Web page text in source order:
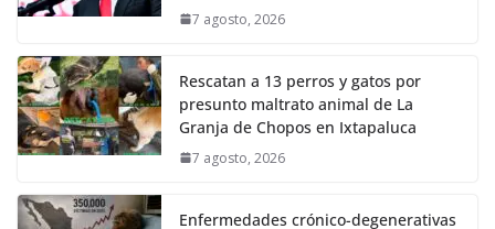
7 agosto, 2026
Rescatan a 13 perros y gatos por
presunto maltrato animal de La
Granja de Chopos en Ixtapaluca
7 agosto, 2026
Enfermedades crónico-degenerativas